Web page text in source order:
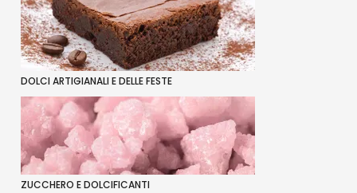
DOLCI ARTIGIANALI E DELLE FESTE
ZUCCHERO E DOLCIFICANTI